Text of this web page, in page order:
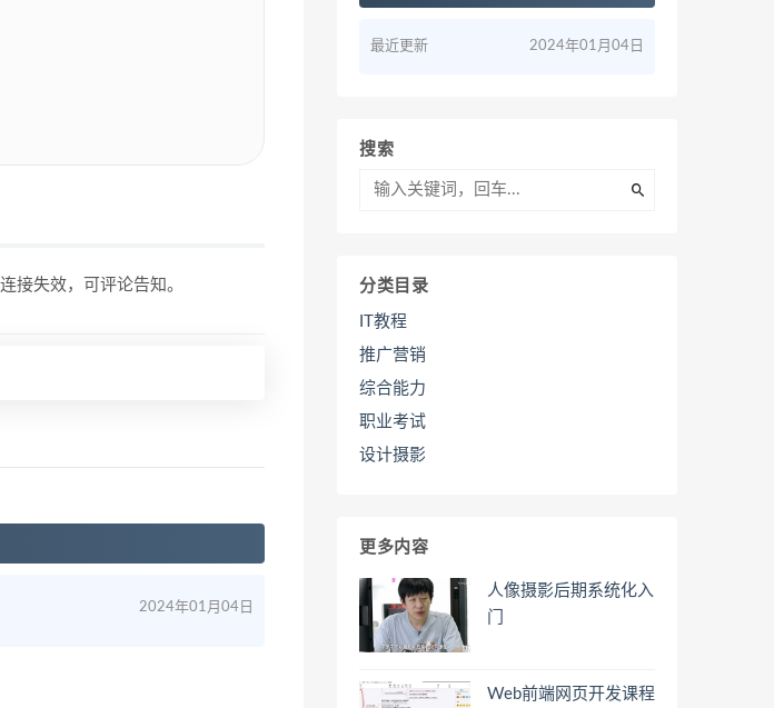
接失效，可评论告知。
2024年01月04日
最近更新 2024年01月04日
搜索
分类目录
IT教程
推广营销
综合能力
职业考试
设计摄影
更多内容
人像摄影后期系统化入
门
Web前端网页开发课程